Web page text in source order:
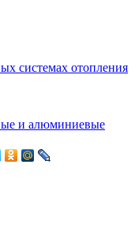
системах отопления
и алюминиевые